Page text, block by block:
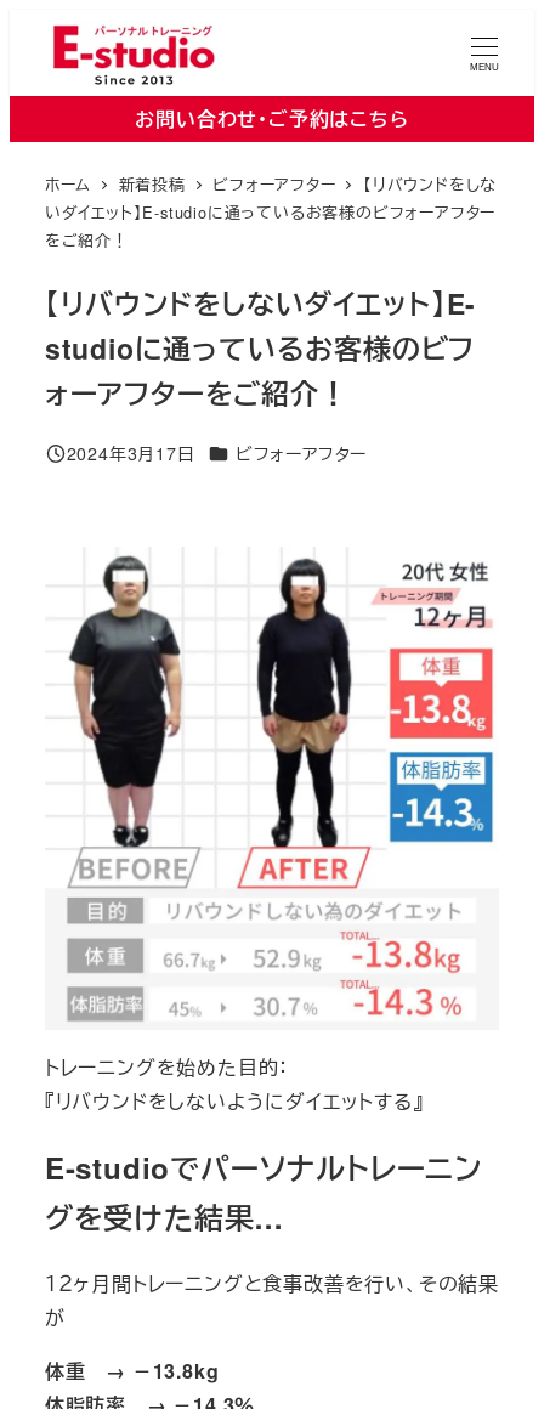
ン
MENU
お問い合わせ・ご予約はこちら
ホーム 新着投稿 ビフォーアフター
【リバウンドをしな
いダイエット】E-studioに通っているお客様のビフォーアフター
をご紹介！
【リバウンドをしないダイエット】E-
studioに通っているお客様のビフ
ォーアフターをご紹介！
投稿日
2024年3月17日 カテゴリー
ビフォーアフター
トレーニングを始めた目的：
『リバウンドをしないようにダイエットする』
E-studioでパーソナルトレーニン
グを受けた結果…
１２ヶ月間トレーニングと食事改善を行い、その結果
が
体重 → －13.8kg